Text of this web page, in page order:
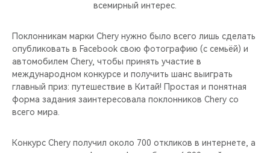
НОВИНКИ
CHERY И СПОРТ
CHERY REMOTE
CHERY CONNECT
НАШИ МЕРОПРИЯТИЯ
всемирный интерес.
Поклонникам марки Chery нужно было всего лишь сделать
опубликовать в Facebook свою фотографию (с семьёй) и
автомобилем Chery, чтобы принять участие в
международном конкурсе и получить шанс выиграть
главный приз: путешествие в Китай! Простая и понятная
форма задания заинтересовала поклонников Chery со
всего мира.
Конкурс Chery получил около 700 откликов в интернете, а